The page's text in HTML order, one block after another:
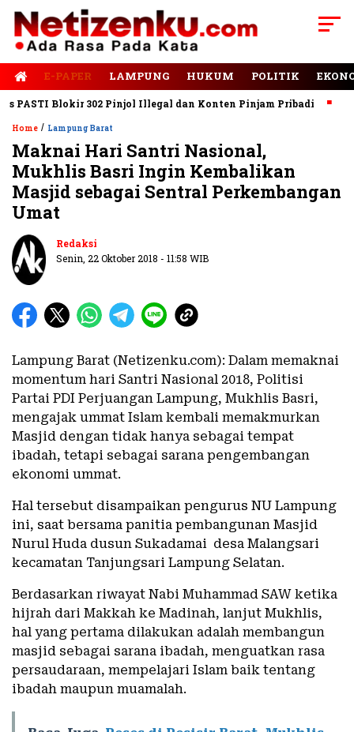
E-PAPER LAMPUNG HUKUM POLITIK
Blokir 302 Pinjol Illegal dan Konten Pinjam Pribadi
Home / Lampung Barat
Maknai Hari Santri Nasional,
Mukhlis Basri Ingin Kembalikan
Masjid sebagai Sentral Perkembangan
Umat
Redaksi
Senin, 22 Oktober 2018 - 11:58 WIB
Lampung Barat (Netizenku.com): Dalam memaknai
momentum hari Santri Nasional 2018, Politisi
Partai PDI Perjuangan Lampung, Mukhlis Basri,
mengajak ummat Islam kembali memakmurkan
Masjid dengan tidak hanya sebagai tempat
ibadah, tetapi sebagai sarana pengembangan
ekonomi ummat.
Hal tersebut disampaikan pengurus NU Lampung
ini, saat bersama panitia pembangunan Masjid
Nurul Huda dusun Sukadamai desa Malangsari
kecamatan Tanjungsari Lampung Selatan.
Berdasarkan riwayat Nabi Muhammad SAW ketika
hijrah dari Makkah ke Madinah, lanjut Mukhlis,
hal yang pertama dilakukan adalah membangun
masjid sebagai sarana ibadah, menguatkan rasa
persaudaraan, mempelajari Islam baik tentang
ibadah maupun muamalah.